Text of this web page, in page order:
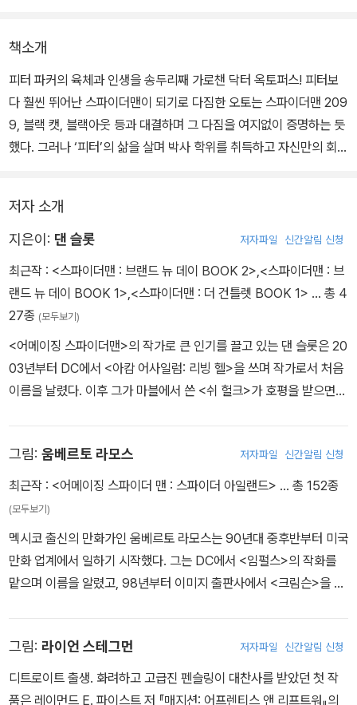
책소개
피터 파커의 육체과 인생을 송두리째 가로챈 닥터 옥토퍼스! 피터보
다 훨씬 뛰어난 스파이더맨이 되기로 다짐한 오토는 스파이더맨 209
9, 블랙 캣, 블랙아웃 등과 대결하며 그 다짐을 여지없이 증명하는 듯
했다. 그러나 ‘피터’의 삶을 살며 박사 학위를 취득하고 자신만의 회사
플래시 톰슨이 베놈 심비오트를 몸에 달고 돌아온 것이다! 스파이디
까? 한편, 그린 고블린이 뉴욕의 지하 세계를 장악하면서 오토는 최
후의 싸움을 마주하는데…. 슈피리어 스파이더맨은 자신의 패배를 감
수하면서까지 고블린 왕국을 무너뜨려야 하는 책임을 짊어질 것인
가?
저자 소개
지은이: 댄 슬롯 저자파일 신간알림 신청
최근작 : <스파이더맨 : 브랜드 뉴 데이 BOOK 2> <스파이더맨 : 브
랜드 뉴 데이 BOOK 1> <스파이더맨 : 더 건틀렛 BOOK 1> … 총 4
27종 (모두보기)
<어메이징 스파이더맨>의 작가로 큰 인기를 끌고 있는 댄 슬롯은 20
03년부터 DC에서 <아캄 어사일럼: 리빙 헬>을 쓰며 작가로서 처음
이름을 날렸다. 이후 그가 마블에서 쓴 <쉬 헐크>가 호평을 받으면서
슬롯은 <어메이징 스파이더맨>의 전담 작가가 되었으며, <빅 타임>,
<스파이더 아일랜드>를 성공시키며 인기 작가 반열에 올라섰지만, #
700에서 피터 파커를 충격적인 죽음으로 몰아 논란을 불러일으키기
그림: 움베르토 라모스 저자파일 신간알림 신청
최근작 : <어메이징 스파이더 맨 : 스파이더 아일랜드> … 총 152종
(모두보기)
멕시코 출신의 만화가인 움베르토 라모스는 90년대 중후반부터 미국
만화 업계에서 일하기 시작했다. 그는 DC에서 <임펄스>의 작화를
맡으며 이름을 알렸고, 98년부터 이미지 출판사에서 <크림슨>을 연
쌓았고, 결국 <스펙태큘러 스파이더맨>, <울버린>, <엑스맨>, <런
어웨이즈> 등에서 작화를 맡게 되었다. 이후 댄 슬롯, 스테파노 카셀
리와 함께 <어메이징 스파이더맨>을 장기간 연재하기도 한 라모스는
그림: 라이언 스테그먼 저자파일 신간알림 신청
디트로이트 출생. 화려하고 고급진 펜슬링이 대찬사를 받았던 첫 작
품은 레이먼드 E. 파이스트 저 『매지션: 어프렌티스 앤 리프트워』의